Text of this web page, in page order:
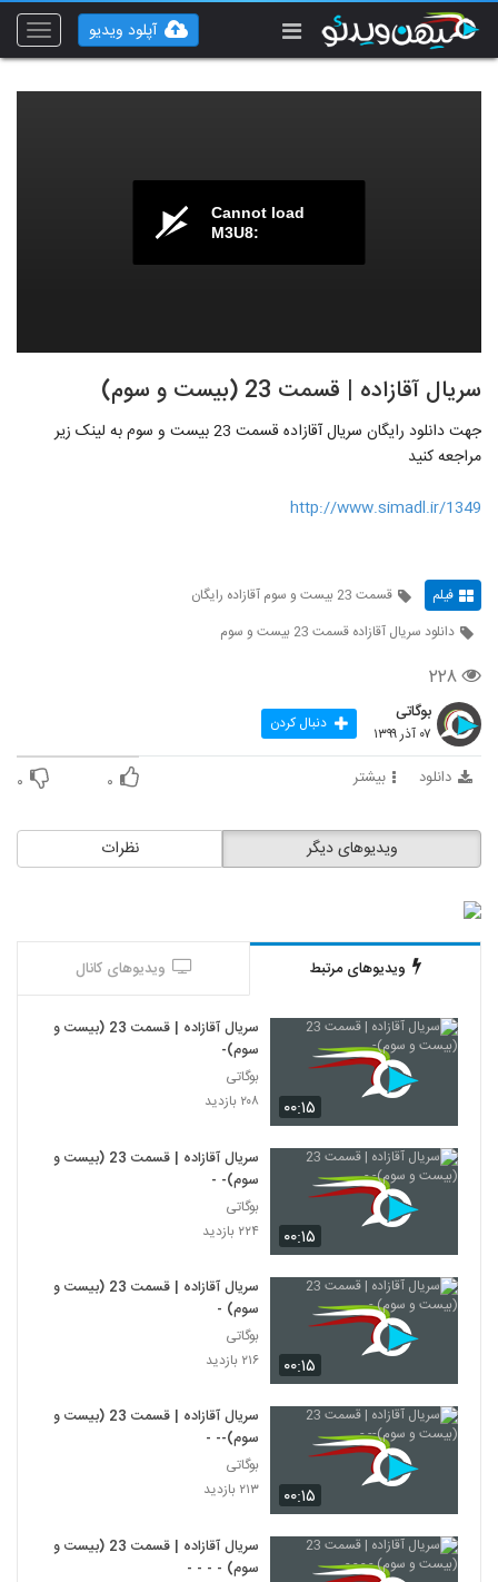
Toggle
آپلود ویدیو
Cannot load
M3U8:
سریال آقازاده | قسمت 23 (بیست و سوم)
جهت دانلود رایگان سریال آقازاده قسمت 23 بیست و سوم به لینک زیر
مراجعه کنید
http://www.simadl.ir/1349
فیلم
قسمت 23 بیست و سوم آقازاده رایگان
دانلود سریال آقازاده قسمت 23 بیست و سوم
۲۲۸
بوگاتی
۰۷ آذر ۱۳۹۹ دنبال کردن
دانلود بیشتر ۰ ۰
نظرات ویدیوهای دیگر
ویدیوهای مرتبط ویدیوهای کانال
۰۰:۱۵
سریال آقازاده | قسمت 23 (بیست و
سوم)-
بوگاتی
۲۰۸ بازدید
۰۰:۱۵
سریال آقازاده | قسمت 23 (بیست و
سوم)- -
بوگاتی
۲۲۴ بازدید
۰۰:۱۵
سریال آقازاده | قسمت 23 (بیست و
سوم) -
بوگاتی
۲۱۶ بازدید
۰۰:۱۵
سریال آقازاده | قسمت 23 (بیست و
سوم)-- -
بوگاتی
۲۱۳ بازدید
سریال آقازاده | قسمت 23 (بیست و
سوم) - - - -